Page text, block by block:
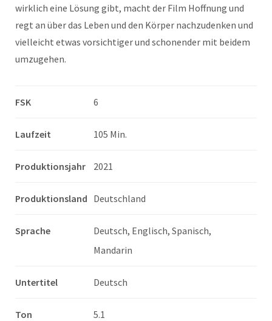
wirklich eine Lösung gibt, macht der Film Hoffnung und
regt an über das Leben und den Körper nachzudenken und
vielleicht etwas vorsichtiger und schonender mit beidem
umzugehen.
FSK 6
Laufzeit 105 Min.
Produktionsjahr 2021
Produktionsland Deutschland
Sprache
Deutsch, Englisch, Spanisch,
Mandarin
Untertitel Deutsch
Ton 5.1